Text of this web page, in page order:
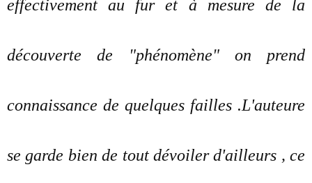
effectivement au fur et à mesure de la
découverte de "phénomène" on prend
connaissance de quelques failles .L'auteure
se garde bien de tout dévoiler d'ailleurs , ce